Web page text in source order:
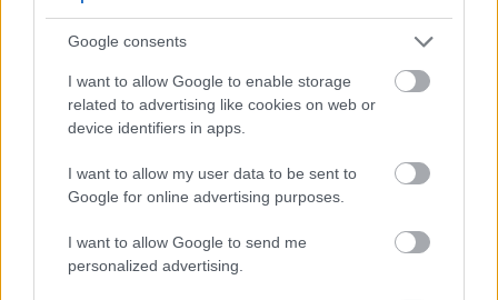
Google consents
I want to allow Google to enable storage
related to advertising like cookies on web or
device identifiers in apps.
I want to allow my user data to be sent to
Google for online advertising purposes.
I want to allow Google to send me
personalized advertising.
μπορούν να μειώσουν τη φλεγμονή στο έντερο.
Αυτό μπορεί να βοηθήσει στην πρόληψη πεπτικών
του εντέρου σας.
Η κατανάλωση καρυδιών μακαντέμια μπορεί
σας. Έχουν υπέροχη γεύση και προσφέρουν στον
οργανισμό σας σημαντικά θρεπτικά συστατικά.
οργανισμό σας να λειτουργεί σωστά.